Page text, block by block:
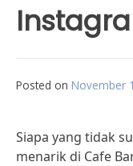
Posted on November
Siapa yang tidak
menarik di Cafe